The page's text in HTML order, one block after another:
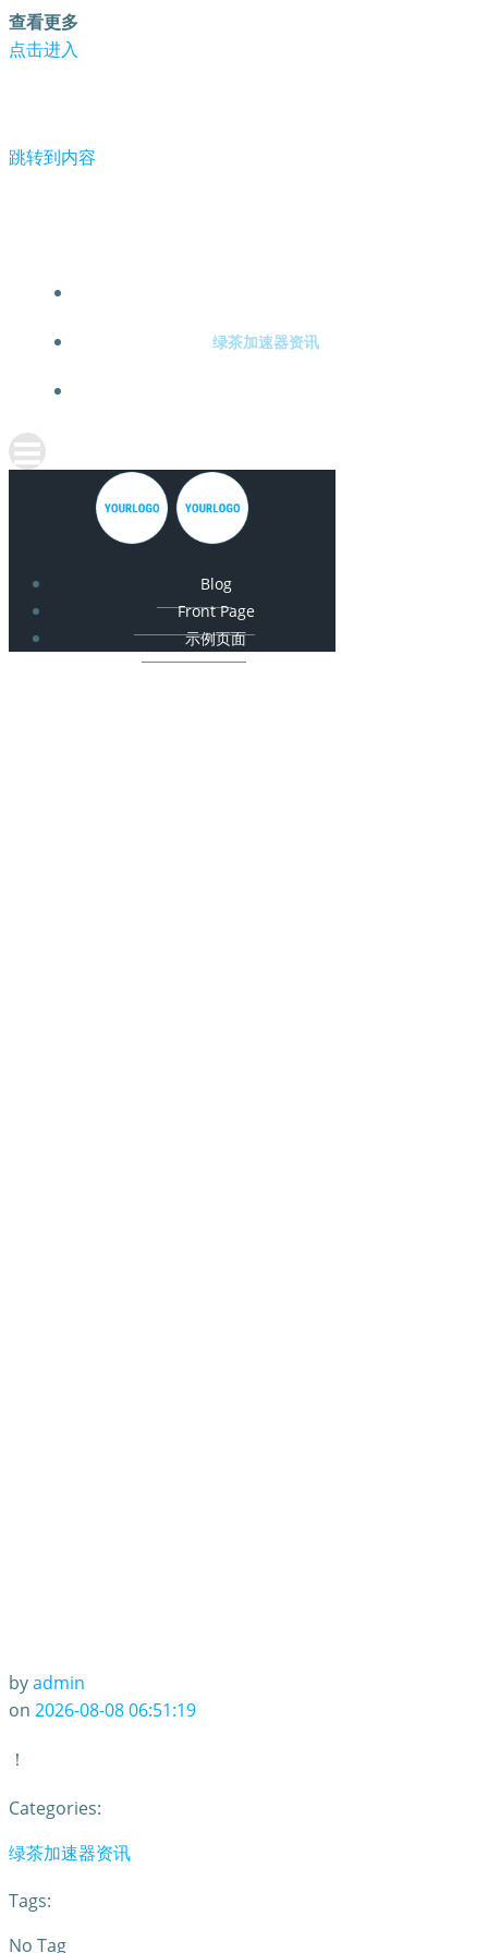
查看更多
点击进入
跳转到内容
绿茶加速器资讯
Blog
Front Page
示例页面
byadmin
on 2026-08-08 06:51:19
！
Categories:
绿茶加速器资讯
Tags:
No Tag